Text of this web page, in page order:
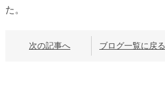
た。
次の記事へ ブログ一覧に戻る